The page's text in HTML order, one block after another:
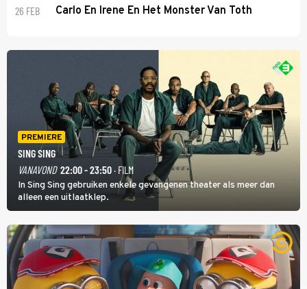
26 FEB Carlo En Irene En Het Monster Van Toth
PREMIERE
SING SING
VANAVOND 22:00 - 23:50· FILM
In Sing Sing gebruiken enkele gevangenen theater als meer dan
alleen een uitlaatklep.